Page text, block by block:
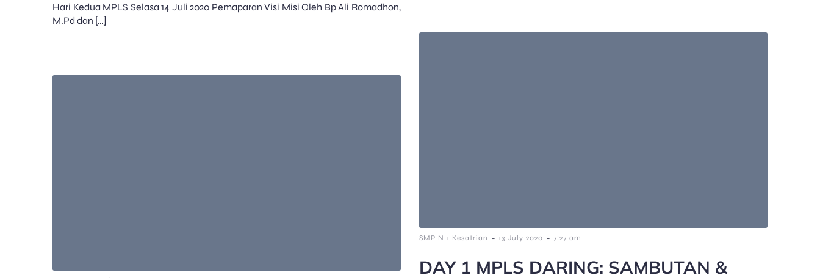
Hari Kedua MPLS Selasa 14 Juli 2020 Pemaparan Visi Misi Oleh Bp Ali Romadhon,
M.Pd dan […]
SMP N 1 Kesatrian - 13 July 2020 - 7:27 am
DAY 1 MPLS DARING: SAMBUTAN &